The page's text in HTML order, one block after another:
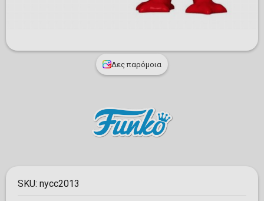
Δες παρόμοια
SKU: nycc2013